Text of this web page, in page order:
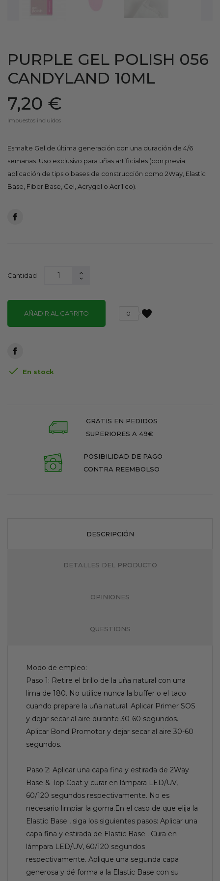
PURPLE GEL POLISH 056
CANDYLAND 10ML
7,20 €
Impuestos incluidos
Esmalte Gel de última generación con una duración de 4/6
semanas. Uso exclusivo para uñas artificiales (con previa
aplicación de tips o bases de construcción como 2Way, Elastic
Base, Fiber Base, Gel, Acrygel o Acrílico).
Cantidad
AÑADIR AL CARRITO favorite
0
 En stock
GRATIS EN PEDIDOS
SUPERIORES A 49€
POSIBILIDAD DE PAGO
CONTRA REEMBOLSO
DESCRIPCIÓN
DETALLES DEL PRODUCTO
OPINIONES
QUESTIONS
Modo de empleo:
Paso 1: Retire el brillo de la uña natural con una
lima de 180. No utilice nunca la buffer o el taco
cuando prepare la uña natural. Aplicar Primer SOS
y dejar secar al aire durante 30-60 segundos.
Aplicar Bond Promotor y dejar secar al aire 30-60
segundos.
Paso 2: Aplicar una capa fina y estirada de 2Way
Base & Top Coat y curar en lámpara LED/UV,
60/120 segundos respectivamente. No es
necesario limpiar la goma.En el caso de que elija la
Elastic Base , siga los siguientes pasos: Aplicar una
capa fina y estirada de Elastic Base . Cura en
lámpara LED/UV, 60/120 segundos
respectivamente. Aplique una segunda capa
generosa y dé forma a la Elastic Base con su